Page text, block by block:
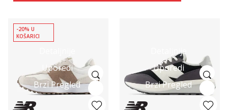
Uporedi
Brzi Pregled
-20% U
KOŠARICI
Detaljnije
Uporedi
Brzi Pregled